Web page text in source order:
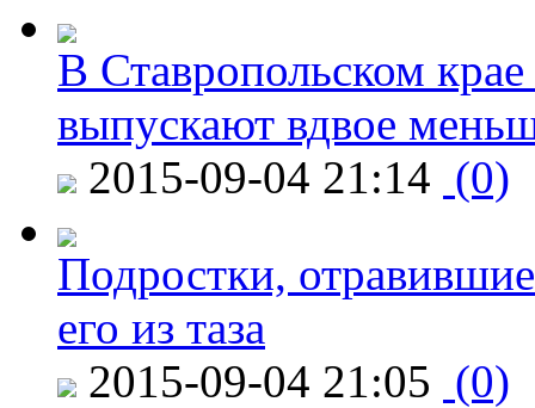
В Ставропольском
выпускают вдвое
2015-09-04 21:14 (0)
Подростки,
его из таза
2015-09-04 21:05 (0)